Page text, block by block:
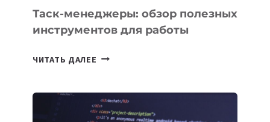
Таск-менеджеры: обзор полезных
инструментов для работы
ЧИТАТЬ ДАЛЕЕ ТАСК-
ПОЛЕЗНЫХ
ИНСТРУМЕНТОВ